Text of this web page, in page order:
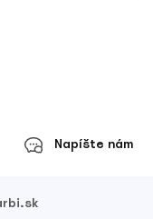
Napíšte nám